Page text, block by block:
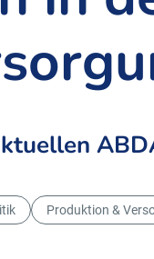
Produktion &